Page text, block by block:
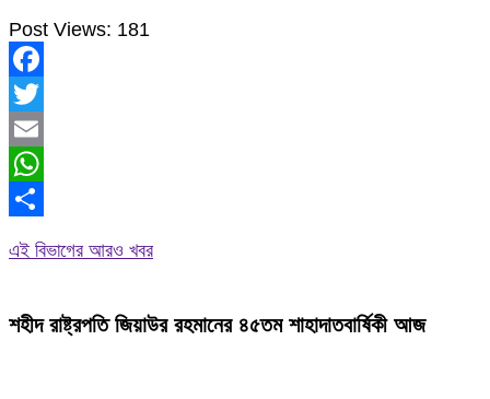
Post Views: 181
Facebook
Twitter
Email
WhatsApp
এই বিভাগের আরও খবর
শহীদ রাষ্ট্রপতি জিয়াউর রহমানের ৪৫তম শাহাদাতবার্ষিকী আজ